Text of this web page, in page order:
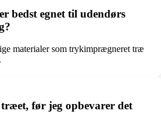
bedst egnet til udendørs
materialer som trykimprægneret træ
før jeg opbevarer det